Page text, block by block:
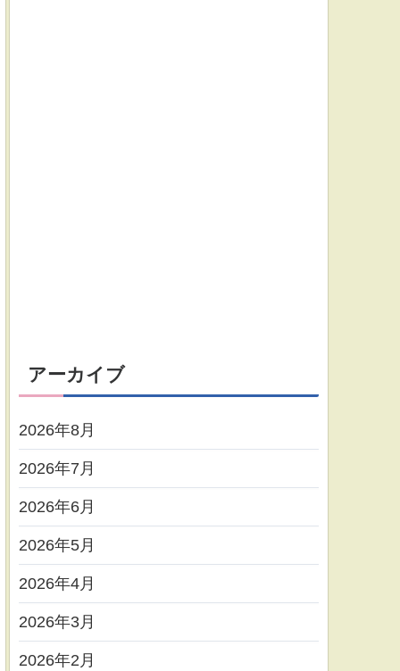
アーカイブ
2026年8月
2026年7月
2026年6月
2026年5月
2026年4月
2026年3月
2026年2月